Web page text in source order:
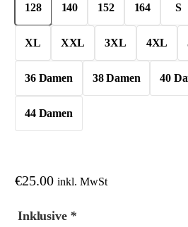
128 140 152 164 S
XL XXL 3XL 4XL
36 Damen 38 Damen 40
44 Damen
€25.00 inkl. MwSt
Inklusive *